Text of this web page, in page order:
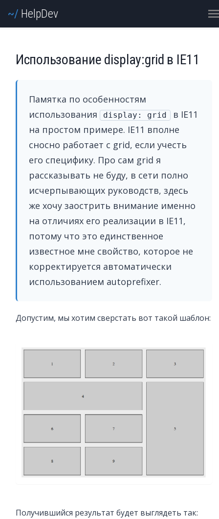
HelpDev
Использование display:grid в IE11
Памятка по особенностям
использования
display: grid в IE11
на простом примере. IE11 вполне
сносно работает с grid, если учесть
его специфику. Про сам grid я
рассказывать не буду, в сети полно
исчерпывающих руководств, здесь
же хочу заострить внимание именно
на отличиях его реализации в IE11,
потому что это единственное
известное мне свойство, которое не
корректируется автоматически
использованием autoprefixer.
Допустим, мы хотим сверстать вот такой шаблон:
Получившийся результат будет выглядеть так: